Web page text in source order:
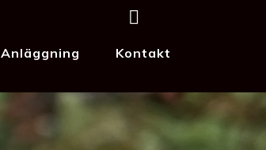
Anläggning Kontakt